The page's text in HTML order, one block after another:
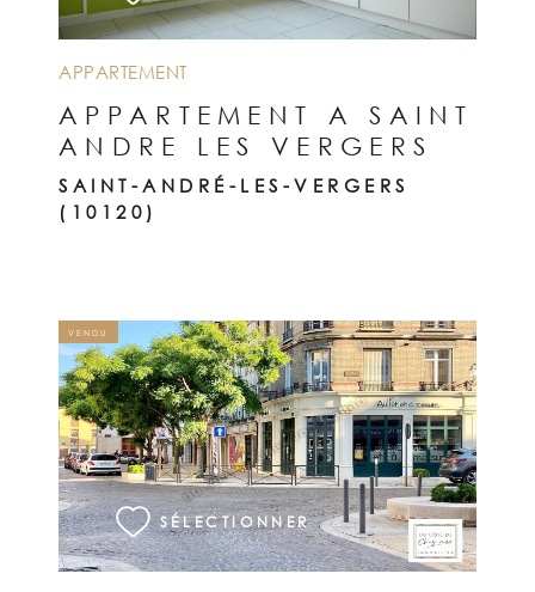
APPARTEMENT
APPARTEMENT A SAINT
ANDRE LES VERGERS
SAINT-ANDRÉ-LES-VERGERS
(10120)
VENDU
SÉLECTIONNER
VOIR LE BIEN